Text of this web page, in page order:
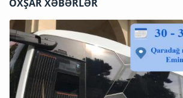
OXŞAR XƏBƏRLƏR